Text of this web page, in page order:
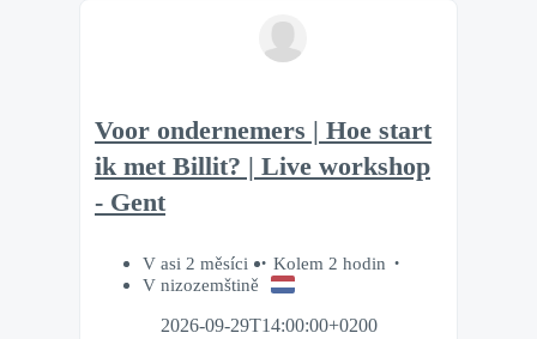
Voor ondernemers | Hoe start
ik met Billit? | Live workshop
- Gent
V asi 2 měsíci
Kolem 2 hodin
V nizozemštině
2026-09-29T14:00:00+0200